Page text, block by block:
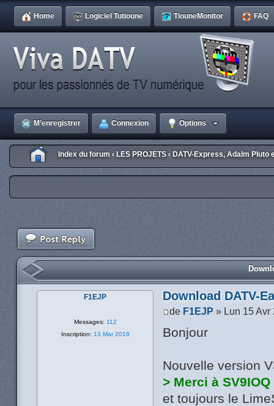
Home Logiciel Tutioune TiouneMonitor FAQ
M’enregistrer Connexion Options
Index du forum ‹ LES PROJETS ‹ DATV-Express, Adalm Pluto
Download DATV-
de F1EJP » Lun 15 Avr
Bonjour
Nouvelle version
> Merci à
et toujours le
F1EJP
Messages: 112
Inscription: 13 Mar 2018